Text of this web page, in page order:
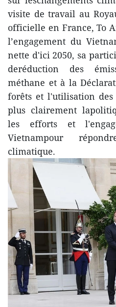
visite de travail au
officielle en France, To
l’engagement du
nette d'ici 2050, sa
deréduction des
méthane et à la
forêts et l'utilisation
plus clairement
les efforts et
Vietnampour
climatique.